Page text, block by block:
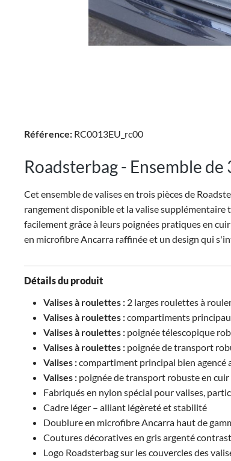
Référence: RC0013EU_rc00
Roadsterbag - Ensemble
Cet ensemble de valises en trois pièces de
rangement disponible et la valise supplémentaire
facilement grâce à leurs poignées pratiques en
en microfibre Ancarra raffinée et un design qui
Détails du produit
Valises à roulettes : 2 larges roulettes à
Valises à roulettes :compartiments
Valises à roulettes : poignée télescopique
Valises à roulettes : poignée de transport
Valises :compartiment principal bien agencé
Valises : poignée de transport robuste en
Fabriqués en nylon spécial pour valises,
Cadre léger – alliant légèreté et stabilité
Doublure en microfibre Ancarra haut de
Coutures décoratives en gris argenté
Logo Roadsterbag sur les couvercles des